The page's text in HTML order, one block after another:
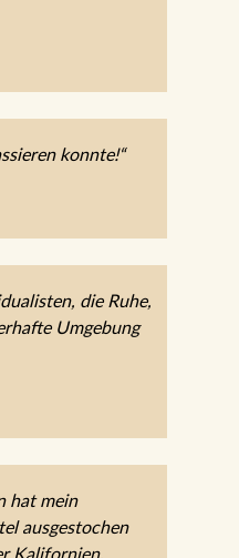
konnte!“
die Ruhe,
Umgebung
hat mein
ausgestochen